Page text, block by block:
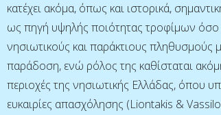
κατέχει ακόμα, όπως και ιστορικά,
ως πηγή υψηλής ποιότητας τροφίμων
νησιωτικούς και παράκτιους πληθυσμούς
παράδοση, ενώ ρόλος της καθίσταται
περιοχές της νησιωτικής Ελλάδας, όπου
ευκαιρίες απασχόλησης (Liontakis &